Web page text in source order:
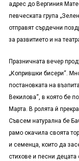
адрес до Вергиния
певческата група
отправят сърдечни
за развитието и на
Празничната вечер
„Копрившки бисери“.
постановката на
Векилова“, в която бе
Марта. В ролята й
Съвсем натурална бе
рамо окачила своята
и семенца, които да
стихове и песни децата